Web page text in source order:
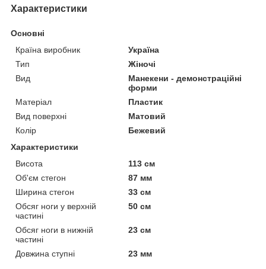
Характеристики
Основні
Країна виробник
Україна
Тип
Жіночі
Вид
Манекени - демонстраційні
форми
Матеріал
Пластик
Вид поверхні
Матовий
Колір
Бежевий
Характеристики
Висота
113 см
Об'єм стегон
87 мм
Ширина стегон
33 см
Обсяг ноги у верхній
частині
50 см
Обсяг ноги в нижній
частині
23 см
Довжина ступні 23 мм